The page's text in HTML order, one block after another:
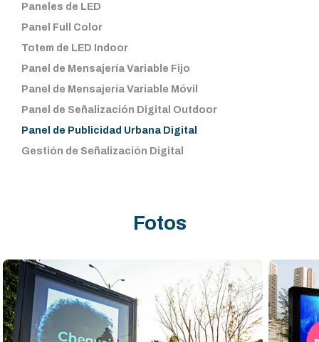
Paneles de LED
Panel Full Color
Totem de LED Indoor
Panel de Mensajería Variable Fijo
Panel de Mensajería Variable Móvil
Panel de Señalización Digital Outdoor
Panel de Publicidad Urbana Digital
Gestión de Señalización Digital
Fotos